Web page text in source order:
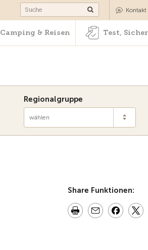
Camping & Reisen Test, Sicherheit
Kontakt
Camping & Reisen Test,
Regionalgruppe
wählen
Share Funktionen: